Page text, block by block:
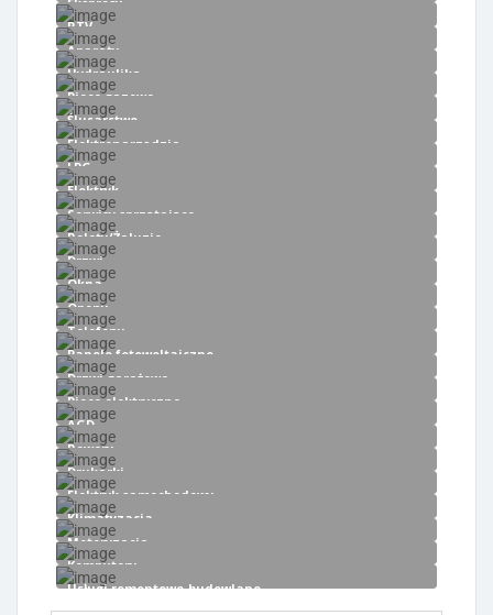
RTV
Aparaty
Hydraulika
Piece gazowe
Ślusarstwo
Elektronarzędzia
LPG
Elektryk
Serwisy sprzątające
Rolety/Żaluzje
Drzwi
Okna
Opony
Telefony
Panele fotowoltaiczne
Drzwi garażowe
Piece elektryczne
AGD
Rowery
Drukarki
Elektryk samochodowy
Klimatyzacja
Motoryzacja
Komputery
Usługi remontowo-budowlane